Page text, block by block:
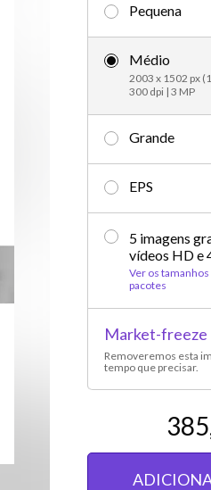
Creative
Editorial
Pequena
Médio
2003 x 1502 px
300 dpi | 3 MP
Grande
EPS
5 imagens
vídeos HD e
Ver os
pacotes
Market-freeze
Removeremos esta
tempo que precisar.